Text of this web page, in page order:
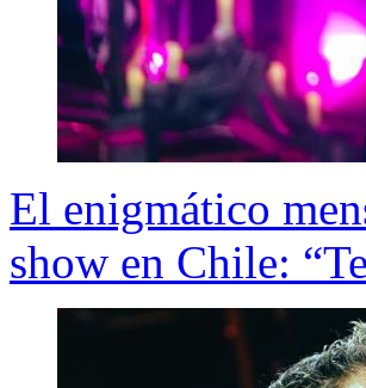
El enigmático
show en Chile: